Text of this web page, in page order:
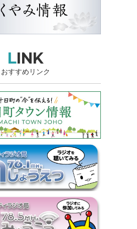
LINK
おすすめリンク